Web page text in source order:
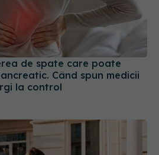
de spate care poate
Când spun medicii
la control